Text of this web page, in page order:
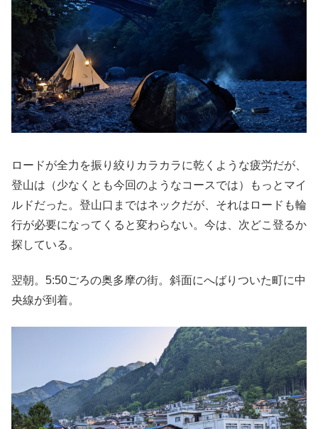
ロードが全力を振り絞りカラカラに乾くような疲労だが、
登山は（少なくとも今回のようなコースでは）もっとマイ
ルドだった。登山口まではネックだが、それはロードも輪
行が必要になってくると変わらない。今は、次どこ登るか
探している。
翌朝。5:50ごろの奥多摩の街。斜面にへばりついた町に中
央線が到着。